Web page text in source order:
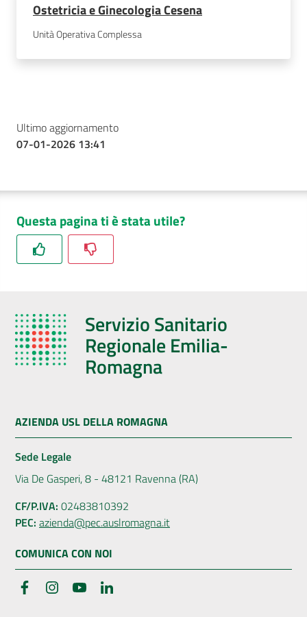
Ostetricia e Ginecologia Cesena
Unità Operativa Complessa
Ultimo aggiornamento
07-01-2026 13:41
Questa pagina ti è stata utile?
Servizio Sanitario
Regionale Emilia-
Romagna
AZIENDA USL DELLA ROMAGNA
Sede Legale
Via De Gasperi, 8 - 48121 Ravenna (RA)
CF/P.IVA: 02483810392
PEC: azienda@pec.auslromagna.it
COMUNICA CON NOI
FacebookInstagramYouTube